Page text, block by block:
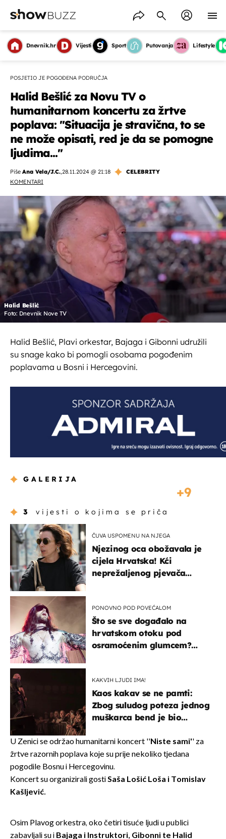
Dnevnik.hr Vijesti Sport Putovanja Lifestyle
POSJETIO JE POGOĐENA PODRUČJA
Halid Bešlić za Novu TV o
humanitarnom koncertu za žrtve
poplava: ''Situacija je stravična, to se
ne može opisati, red je da se pomogne
ljudima...''
Piše Ana Vela/J.C.,28.11.2024 @ 21:18
CELEBRITY
KOMENTARI
Halid Bešlić
Foto: Dnevnik Nove TV
Halid Bešlić, Plavi orkestar, Bajaga i Gibonni udružili
su snage kako bi pomogli osobama pogođenim
poplavama u Bosni i Hercegovini.
GALERIJA
9
3 vijesti o kojima se priča
ČUVA USPOMENU NA NJEGA
Njezinog oca obožavala je
cijela Hrvatska! Kći
neprežaljenog pjevača
PONOVNO POD POVEĆALOM
Što se sve događalo na
hrvatskom otoku pod
osramoćenim glumcem?
KAKVIH LJUDI IMA!
Kaos kakav se ne pamti:
Zbog suludog poteza jednog
muškarca bend je bio
U Zenici se održao humanitarni koncert ''Niste sami'' za
žrtve razornih poplava koje su prije nekoliko tjedana
pogodile Bosnu i Hercegovinu.
Koncert su organizirali gostiSaša Lošić Loša i Tomislav
Kašljević.
Osim Plavog orkestra, oko četiri tisuće ljudi u publici
zabavljali su i Bajaga i Instruktori, Gibonni te Halid
OMOGUĆI OBAVIJESTI